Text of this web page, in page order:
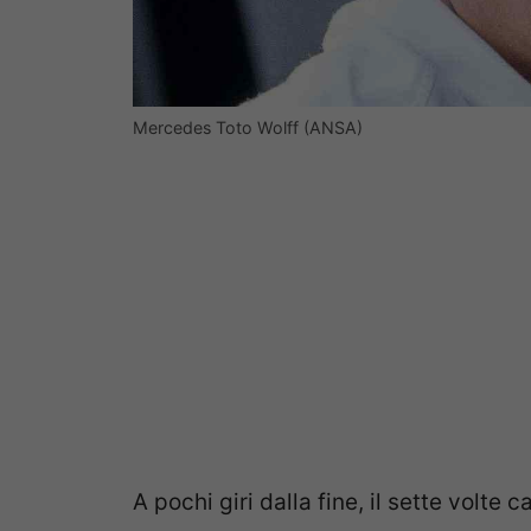
Mercedes Toto Wolff (ANSA)
A pochi giri dalla fine, il sette volte